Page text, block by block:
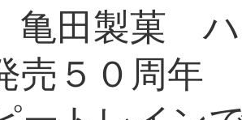
田製菓 ハ
売５０周年